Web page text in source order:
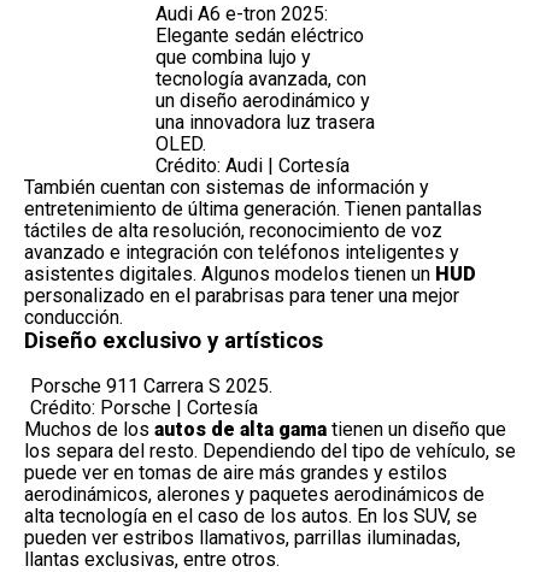
Audi A6 e-tron 2025:
Elegante sedán eléctrico
que combina lujo y
tecnología avanzada, con
un diseño aerodinámico y
una innovadora luz trasera
OLED.
Crédito: Audi | Cortesía
También cuentan con sistemas de información y
entretenimiento de última generación. Tienen pantallas
táctiles de alta resolución, reconocimiento de voz
avanzado e integración con teléfonos inteligentes y
asistentes digitales. Algunos modelos tienen un HUD
personalizado en el parabrisas para tener una mejor
conducción.
Diseño exclusivo y artísticos
Porsche 911 Carrera S 2025.
Crédito: Porsche | Cortesía
Muchos de los autos de alta gama tienen un diseño que
los separa del resto. Dependiendo del tipo de vehículo, se
puede ver en tomas de aire más grandes y estilos
aerodinámicos, alerones y paquetes aerodinámicos de
alta tecnología en el caso de los autos. En los SUV, se
pueden ver estribos llamativos, parrillas iluminadas,
llantas exclusivas, entre otros.